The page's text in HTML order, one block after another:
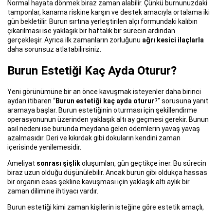
Normal hayata dönmek biraz zaman alabilir. Çünkü burnunuzdaki
tamponlar, kanama riskine karşın ve destek amacıyla ortalama iki
gün bekletilir. Burun sırtına yerleştirilen alçı formundaki kalıbın
çıkarılması ise yaklaşık bir haftalık bir sürecin ardından
gerçekleşir. Ayrıca ilk zamanların zorluğunu ağrı kesici ilaçlarla
daha sorunsuz atlatabilirsiniz.
Burun Estetiği Kaç Ayda Oturur?
Yeni görünümüne bir an önce kavuşmak isteyenler daha birinci
aydan itibaren “Burun estetiği kaç ayda oturur?” sorusuna yanıt
aramaya başlar. Burun estetiğinin oturması için şekillendirme
operasyonunun üzerinden yaklaşık altı ay geçmesi gerekir. Bunun
asıl nedeni ise burunda meydana gelen ödemlerin yavaş yavaş
azalmasıdır. Deri ve kıkırdak gibi dokuların kendini zaman
içerisinde yenilemesidir.
Ameliyat sonrası şişlikoluşumları, gün geçtikçe iner. Bu sürecin
biraz uzun olduğu düşünülebilir. Ancak burun gibi oldukça hassas
bir organın esas şekline kavuşması için yaklaşık altı aylık bir
zaman dilimine ihtiyacı vardır.
Burun estetiği kimi zaman kişilerin isteğine göre estetik amaçlı,